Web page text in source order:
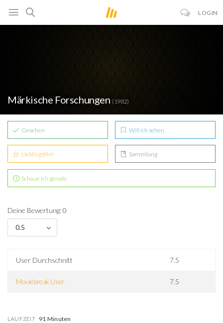
LOGIN
Märkische Forschungen (1982)
Gesehen Will ich sehen
Lieblingsfilm Sammlung
Schaue ich gerade
Deine Bewertung: 0
0.5
User Durchschnitt 7.5
Moviebreak User 7.5
LAUFZEIT 91 Minuten